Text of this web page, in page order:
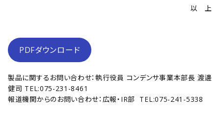
以 上
PDFダウンロード
製品に関するお問い合わせ：執行役員 コンデンサ事業本部長 渡邊
健司 TEL:075-231-8461
報道機関からのお問い合わせ：広報・IR部 TEL:075-241-5338